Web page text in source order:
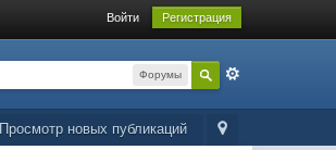
Войти Регистрация
Форумы
Просмотр новых публикаций